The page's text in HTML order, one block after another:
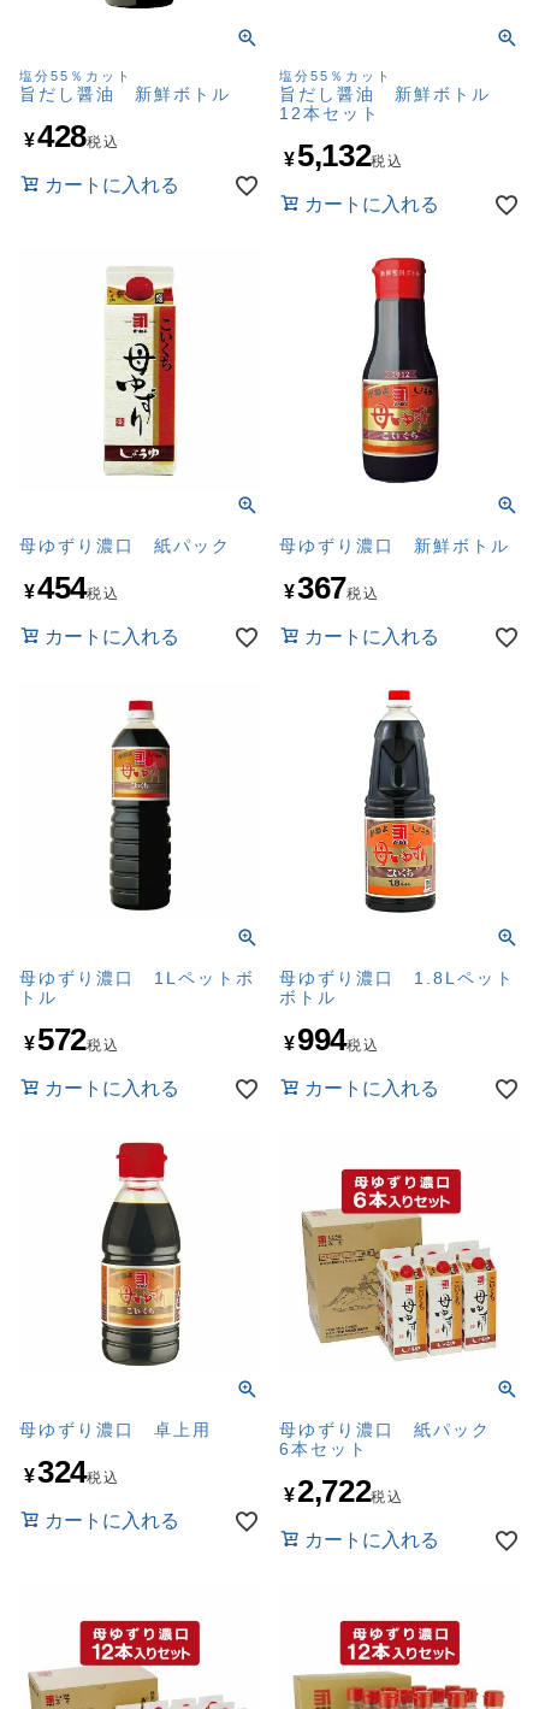
塩分55％カット
旨だし醤油 新鮮ボトル
¥428税込
カートに入れる
塩分55％カット
旨だし醤油 新鮮ボトル
12本セット
¥5,132税込
カートに入れる
母ゆずり濃口 紙パック
¥454税込
カートに入れる
母ゆずり濃口 新鮮ボトル
¥367税込
カートに入れる
母ゆずり濃口 1Lペットボ
トル
¥572税込
カートに入れる
母ゆずり濃口 1.8Lペット
ボトル
¥994税込
カートに入れる
母ゆずり濃口 卓上用
¥324税込
カートに入れる
母ゆずり濃口 紙パック
6本セット
¥2,722税込
カートに入れる